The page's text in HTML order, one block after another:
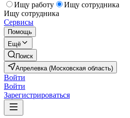
Ищу работу
Ищу сотрудника
Ищу сотрудника
Сервисы
Помощь
Ещё
Поиск
Апрелевка (Московская область)
Войти
Войти
Зарегистрироваться